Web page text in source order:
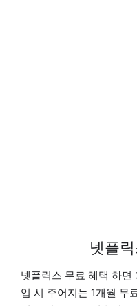
넷플
넷플릭스 무료 혜택 하
입 시 주어지는 1개월 무